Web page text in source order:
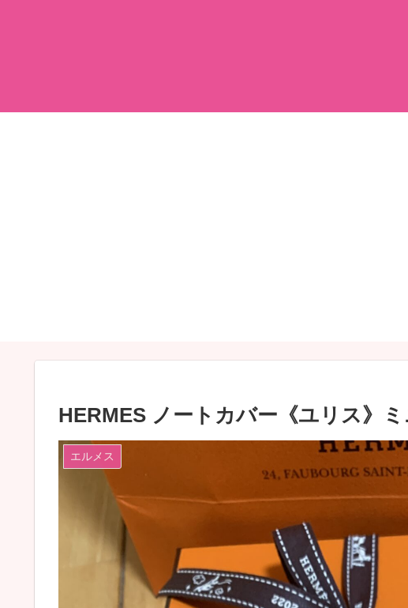
HERMES ノートカバー《ユリス》ミ
エルメス